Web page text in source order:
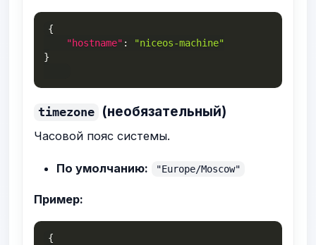
{
"hostname" :
"niceos-machine"
}
timezone (необязательный)
Часовой пояс системы.
По умолчанию: "Europe/Moscow"
Пример:
{